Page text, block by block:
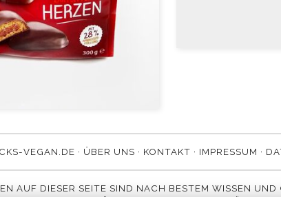
VEGAN.DE · ÜBER UNS · KONTAKT · IMPRESSUM ·
AUF DIESER SEITE SIND NACH BESTEM WISSEN